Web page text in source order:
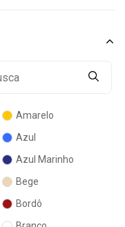
Capodarte
Amarelo
Azul
Azul Marinho
Bege
Bordô